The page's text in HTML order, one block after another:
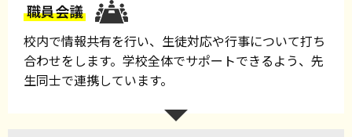
職員会議
校内で情報共有を行い、生徒対応や行事について打ち
合わせをします。学校全体でサポートできるよう、先
生同士で連携しています。